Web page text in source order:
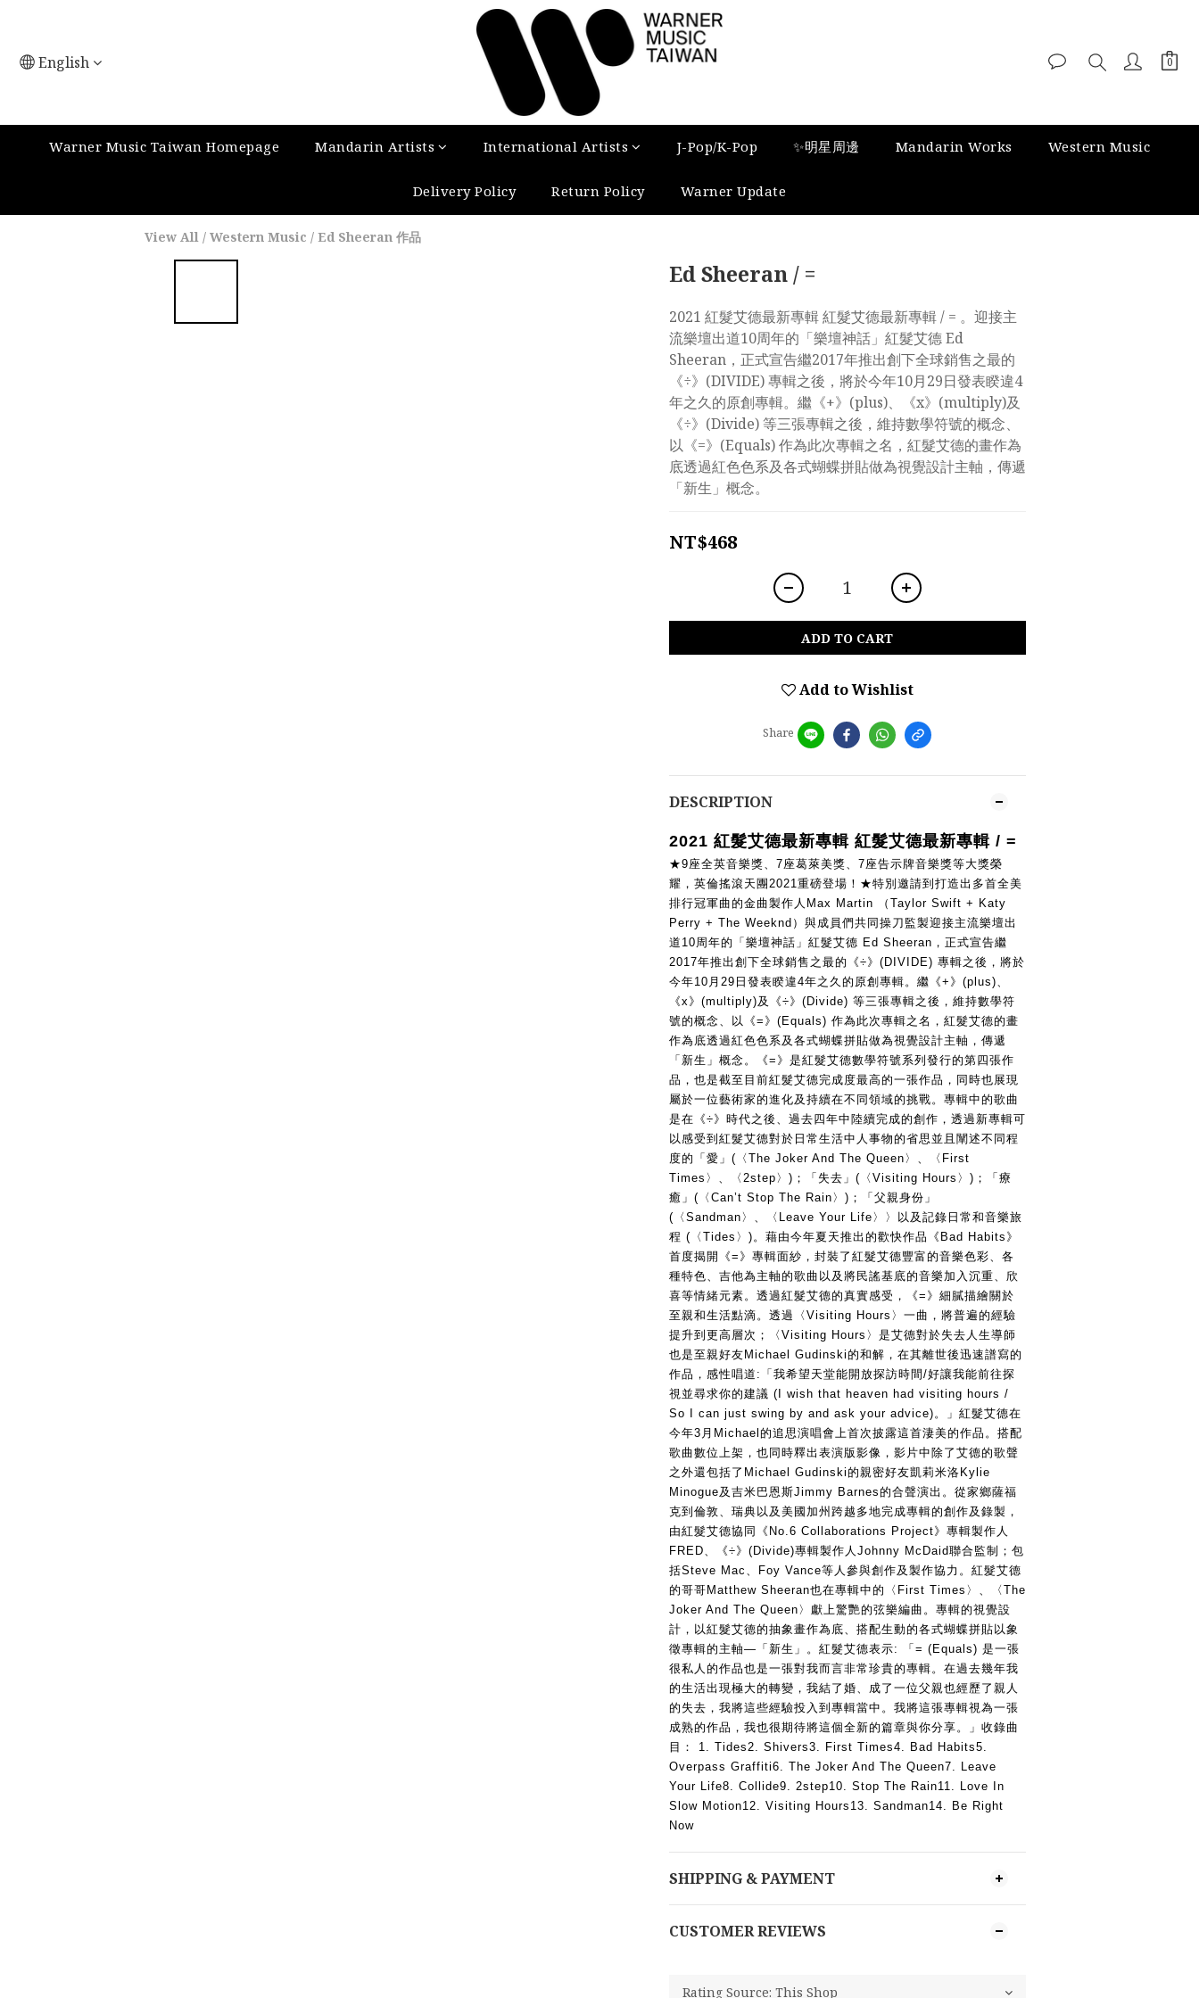
English
Warner Music Taiwan Homepage Mandarin Artists International Artists J-Pop/K-Pop ✨明星周邊 Mandarin Works Western Music
Delivery Policy Return Policy Warner Update
View All / Western Music / Ed Sheeran 作品
Ed Sheeran / =
2021 紅髮艾德最新專輯 紅髮艾德最新專輯 / = 。迎接主
流樂壇出道10周年的「樂壇神話」紅髮艾德 Ed
Sheeran，正式宣告繼2017年推出創下全球銷售之最的
《÷》(DIVIDE) 專輯之後，將於今年10月29日發表睽違4
年之久的原創專輯。繼《+》(plus)、《x》(multiply)及
《÷》(Divide) 等三張專輯之後，維持數學符號的概念、
以《=》(Equals) 作為此次專輯之名，紅髮艾德的畫作為
底透過紅色色系及各式蝴蝶拼貼做為視覺設計主軸，傳遞
「新生」概念。
NT$468
ADD TO CART
Add to Wishlist
Share
DESCRIPTION
2021 紅髮艾德最新專輯 紅髮艾德最新專輯 / =
★9座全英音樂獎、7座葛萊美獎、7座告示牌音樂獎等大獎榮
耀，英倫搖滾天團2021重磅登場！★特別邀請到打造出多首全美
排行冠軍曲的金曲製作人Max Martin （Taylor Swift + Katy
Perry + The Weeknd）與成員們共同操刀監製迎接主流樂壇出
道10周年的「樂壇神話」紅髮艾德 Ed Sheeran，正式宣告繼
2017年推出創下全球銷售之最的《÷》(DIVIDE) 專輯之後，將於
今年10月29日發表睽違4年之久的原創專輯。繼《+》(plus)、
《x》(multiply)及《÷》(Divide) 等三張專輯之後，維持數學符
號的概念、以《=》(Equals) 作為此次專輯之名，紅髮艾德的畫
作為底透過紅色色系及各式蝴蝶拼貼做為視覺設計主軸，傳遞
「新生」概念。《=》是紅髮艾德數學符號系列發行的第四張作
品，也是截至目前紅髮艾德完成度最高的一張作品，同時也展現
屬於一位藝術家的進化及持續在不同領域的挑戰。專輯中的歌曲
是在《÷》時代之後、過去四年中陸續完成的創作，透過新專輯可
以感受到紅髮艾德對於日常生活中人事物的省思並且闡述不同程
度的「愛」(〈The Joker And The Queen〉、〈First
Times〉、〈2step〉)；「失去」(〈Visiting Hours〉)；「療
癒」(〈Can’t Stop The Rain〉)；「父親身份」
(〈Sandman〉、〈Leave Your Life〉〉以及記錄日常和音樂旅
程 (〈Tides〉)。藉由今年夏天推出的歡快作品《Bad Habits》
首度揭開《=》專輯面紗，封裝了紅髮艾德豐富的音樂色彩、各
種特色、吉他為主軸的歌曲以及將民謠基底的音樂加入沉重、欣
喜等情緒元素。透過紅髮艾德的真實感受，《=》細膩描繪關於
至親和生活點滴。透過〈Visiting Hours〉一曲，將普遍的經驗
提升到更高層次；〈Visiting Hours〉是艾德對於失去人生導師
也是至親好友Michael Gudinski的和解，在其離世後迅速譜寫的
作品，感性唱道:「我希望天堂能開放探訪時間/好讓我能前往探
視並尋求你的建議 (I wish that heaven had visiting hours /
So I can just swing by and ask your advice)。」紅髮艾德在
今年3月Michael的追思演唱會上首次披露這首淒美的作品。搭配
歌曲數位上架，也同時釋出表演版影像，影片中除了艾德的歌聲
之外還包括了Michael Gudinski的親密好友凱莉米洛Kylie
Minogue及吉米巴恩斯Jimmy Barnes的合聲演出。從家鄉薩福
克到倫敦、瑞典以及美國加州跨越多地完成專輯的創作及錄製，
由紅髮艾德協同《No.6 Collaborations Project》專輯製作人
FRED、《÷》(Divide)專輯製作人Johnny McDaid聯合監制；包
括Steve Mac、Foy Vance等人參與創作及製作協力。紅髮艾德
的哥哥Matthew Sheeran也在專輯中的〈First Times〉、〈The
Joker And The Queen〉獻上驚艷的弦樂編曲。專輯的視覺設
計，以紅髮艾德的抽象畫作為底、搭配生動的各式蝴蝶拼貼以象
徵專輯的主軸—「新生」。紅髮艾德表示: 「= (Equals) 是一張
很私人的作品也是一張對我而言非常珍貴的專輯。在過去幾年我
的生活出現極大的轉變，我結了婚、成了一位父親也經歷了親人
的失去，我將這些經驗投入到專輯當中。我將這張專輯視為一張
成熟的作品，我也很期待將這個全新的篇章與你分享。」收錄曲
目： 1. Tides2. Shivers3. First Times4. Bad Habits5.
Overpass Graffiti6. The Joker And The Queen7. Leave
Your Life8. Collide9. 2step10. Stop The Rain11. Love In
Slow Motion12. Visiting Hours13. Sandman14. Be Right
Now
SHIPPING & PAYMENT
CUSTOMER REVIEWS